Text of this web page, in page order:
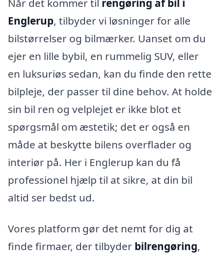
Englerup, tilbyder vi løsninger for alle
bilstørrelser og bilmærker. Uanset om du
ejer en lille bybil, en rummelig SUV, eller
en luksuriøs sedan, kan du finde den rette
bilpleje, der passer til dine behov. At holde
sin bil ren og velplejet er ikke blot et
spørgsmål om æstetik; det er også en
måde at beskytte bilens overflader og
interiør på. Her i Englerup kan du få
professionel hjælp til at sikre, at din bil
altid ser bedst ud.
Vores platform gør det nemt for dig at
finde firmaer, der tilbyder bilrengøring,